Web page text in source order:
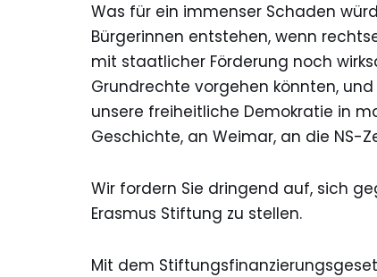
Was für ein immenser Schaden
Bürgerinnen entstehen, wenn
mit staatlicher Förderung noch
Grundrechte vorgehen könnten,
unsere freiheitliche Demokratie in
Geschichte, an Weimar, an die NS-
Wir fordern Sie dringend auf, sich
Erasmus Stiftung zu stellen.
Mit dem